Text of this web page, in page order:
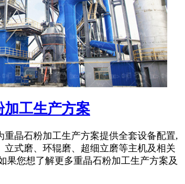
加工生产方案
重晶石粉加工生产方案提供全套设备配置,
立式磨、环辊磨、超细立磨等主机及相关
果您想了解更多重晶石粉加工生产方案及